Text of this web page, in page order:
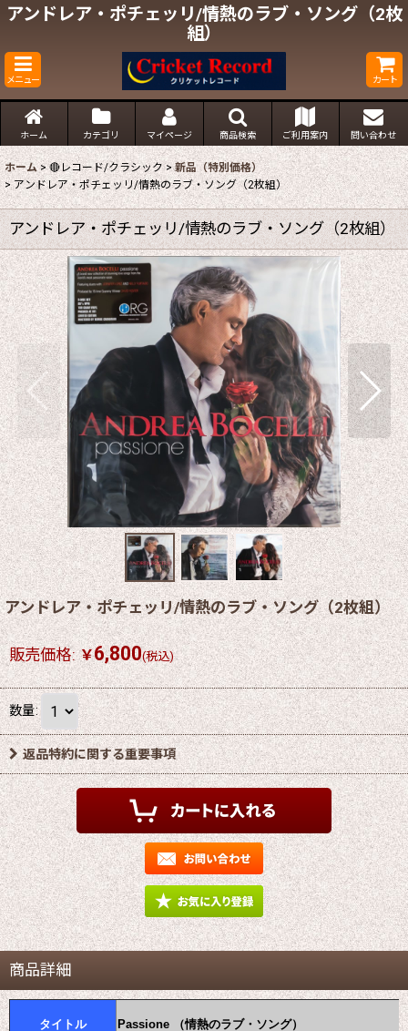
アンドレア・ポチェッリ/情熱のラブ・ソング（2枚
組）
メニュー カート
ホーム カテゴリ マイページ 商品検索 ご利用案内 問い合わせ
ホーム > 🔴レコード/クラシック > 新品（特別価格）
> アンドレア・ポチェッリ/情熱のラブ・ソング（2枚組）
アンドレア・ポチェッリ/情熱のラブ・ソング（2枚組）
アンドレア・ポチェッリ/情熱のラブ・ソング（2枚組）
販売価格: ￥6,800(税込)
数量:
返品特約に関する重要事項
商品詳細
タイトル Passione （情熱のラブ・ソング）